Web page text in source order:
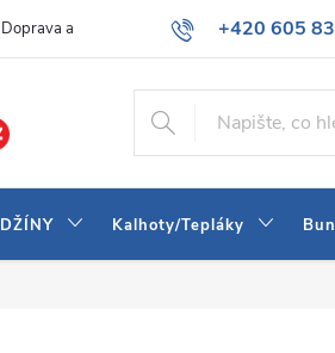
+420 605
Doprava a platba Obchodní podmínky
DŽÍNY Kalhoty/Tepláky